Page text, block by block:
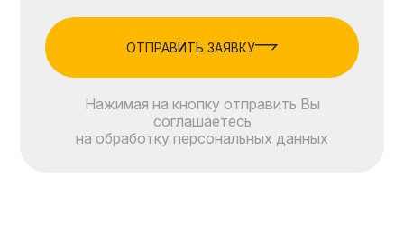
ОТПРАВИТЬ ЗАЯВКУ
Нажимая на кнопку отправить Вы
соглашаетесь
на обработку персональных данных